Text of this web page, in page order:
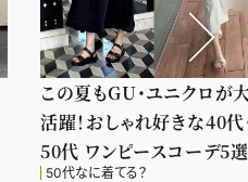
この夏もGU・ユニクロが
活躍！おしゃれ好きな40代
50代 ワンピースコーデ5
50代なに着てる？